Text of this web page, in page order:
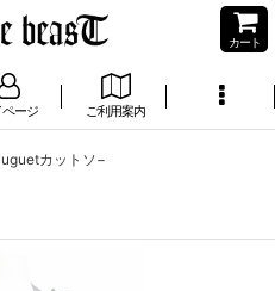
カート
ージ ご利用案内
カットソ−